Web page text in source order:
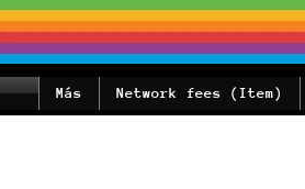
Network fees (Item)
Más